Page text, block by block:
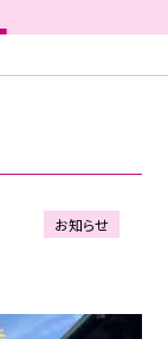
お知らせ